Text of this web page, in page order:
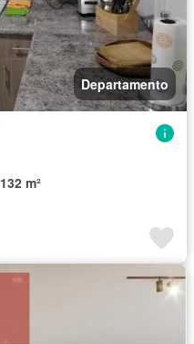
Departamento
132 m²